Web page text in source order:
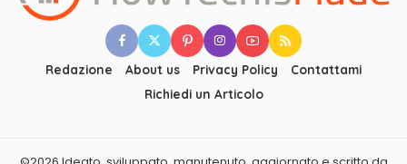
Redazione About us Privacy Policy
Contattami
Richiedi un Articolo